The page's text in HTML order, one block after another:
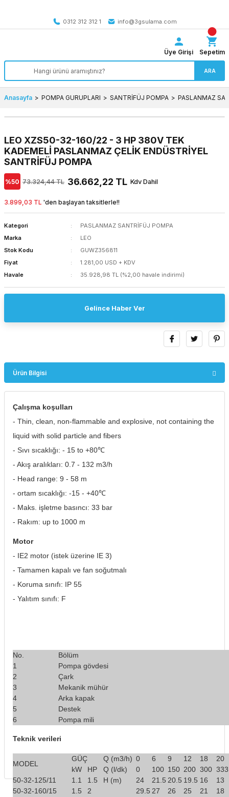
0312 312 312 1
info@3gsulama.com
ARA
Üye Girişi Sepetim
Anasayfa POMPA GURUPLARI SANTRİFÜJ POMPA PASLANMAZ
LEO XZS50-32-160/22 - 3 HP 380V TEK
KADEMELİ PASLANMAZ ÇELİK ENDÜSTRİYEL
SANTRİFÜJ POMPA
%50 73.324,44 TL 36.662,22 TL Kdv Dahil
3.899,03 TL 'den başlayan taksitlerle!!
Kategori
PASLANMAZ SANTRİFÜJ POMPA
Marka
LEO
Stok Kodu
GUWZ356811
Fiyat
1.281,00 USD + KDV
Havale
35.928,98 TL (%2,00 havale indirimi)
Gelince Haber Ver
Ürün Bilgisi
Çalışma koşulları
- Thin, clean, non-flammable and explosive, not containing the
liquid with solid particle and fibers
- Sıvı sıcaklığı: - 15 to +80℃
- Akış aralıkları: 0.7 - 132 m3/h
- Head range: 9 - 58 m
- ortam sıcaklığı: -15 - +40℃
- Maks. işletme basıncı: 33 bar
- Rakım: up to 1000 m
Motor
- IE2 motor (istek üzerine IE 3)
- Tamamen kapalı ve fan soğutmalı
- Koruma sınıfı: IP 55
- Yalıtım sınıfı: F
No.
Bölüm
1
Pompa gövdesi
2
Çark
3
Mekanik mühür
4
Arka kapak
5
Destek
6
Pompa mili
Teknik verileri
MODEL
GÜÇ Q (m3/h) 0 6 9 12 18
20
kW
HP Q (l/dk) 0 100 150 200 300 333
50-32-125/11
1.1 1.5 H (m) 24 21.5 20.5 19.5 16
13
50-32-160/15
1.5 2 29.5 27 26 25 21
18